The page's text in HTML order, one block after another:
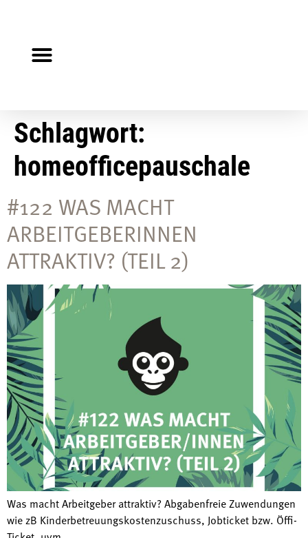
Schlagwort:
homeofficepauschale
#122 WAS MACHT
ARBEITGEBERINNEN
ATTRAKTIV? (TEIL 2)
Was macht Arbeitgeber attraktiv? Abgabenfreie Zuwendungen
wie zB Kinderbetreuungskostenzuschuss, Jobticket bzw. Öffi-